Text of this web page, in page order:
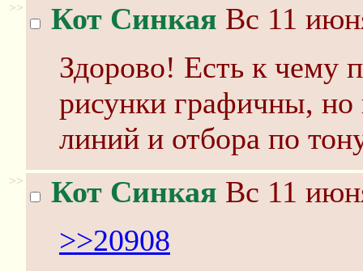
>> Кот Синкая Вс 11
Здорово! Есть к чему
рисунки графичны,
линий и отбора по
>> Кот Синкая Вс 11
>>20908